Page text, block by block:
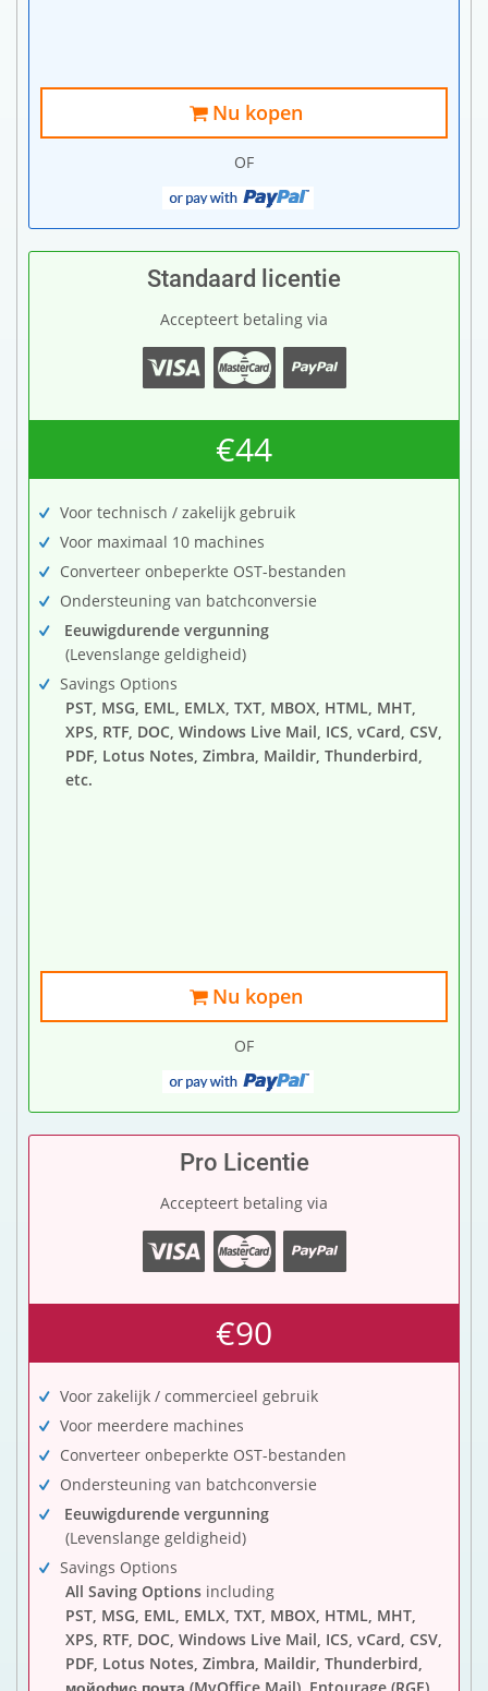
Nu kopen
OF
Standaard licentie
Accepteert betaling via
€44
Voor technisch / zakelijk gebruik
Voor maximaal 10 machines
Converteer onbeperkte OST-bestanden
Ondersteuning van batchconversie
Eeuwigdurende vergunning
(Levenslange geldigheid)
Savings Options
PST, MSG, EML, EMLX, TXT, MBOX, HTML, MHT,
XPS, RTF, DOC, Windows Live Mail, ICS, vCard, CSV,
PDF, Lotus Notes, Zimbra, Maildir, Thunderbird,
etc.
Nu kopen
OF
Pro Licentie
Accepteert betaling via
€90
Voor zakelijk / commercieel gebruik
Voor meerdere machines
Converteer onbeperkte OST-bestanden
Ondersteuning van batchconversie
Eeuwigdurende vergunning
(Levenslange geldigheid)
Savings Options
All Saving Options including
PST, MSG, EML, EMLX, TXT, MBOX, HTML, MHT,
XPS, RTF, DOC, Windows Live Mail, ICS, vCard, CSV,
PDF, Lotus Notes, Zimbra, Maildir, Thunderbird,